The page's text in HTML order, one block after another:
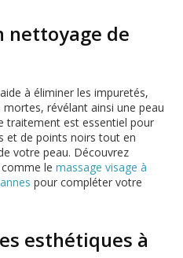
nettoyage de
à éliminer les impuretés,
révélant ainsi une peau
traitement est essentiel pour
et de points noirs tout en
votre peau. Découvrez
le massage visage à
pour compléter votre
esthétiques à